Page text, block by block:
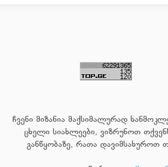
ჩვენი მიზანია მაქსიმალურად
ცხელი სიახლეები, ვიზრუნოთ
განწყობაზე, რათა დავიმსახუროთ